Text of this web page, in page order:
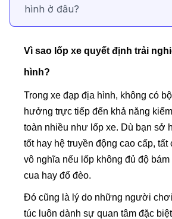
hình ở đâu?
Vì sao lốp xe quyết định trải
hình?
Trong xe đạp địa hình, không có
hưởng trực tiếp đến khả năng
toàn nhiều như lốp xe. Dù bạn sở
tốt hay hệ truyền động cao cấp, tất
vô nghĩa nếu lốp không đủ độ
cua hay đổ đèo.
Đó cũng là lý do những người
túc luôn dành sự quan tâm đặc